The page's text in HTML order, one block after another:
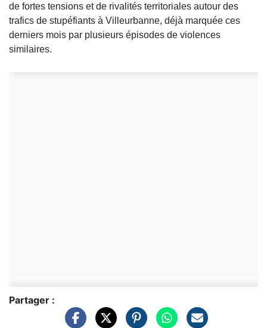
de fortes tensions et de rivalités territoriales autour des
trafics de stupéfiants à Villeurbanne, déjà marquée ces
derniers mois par plusieurs épisodes de violences
similaires.
Partager :